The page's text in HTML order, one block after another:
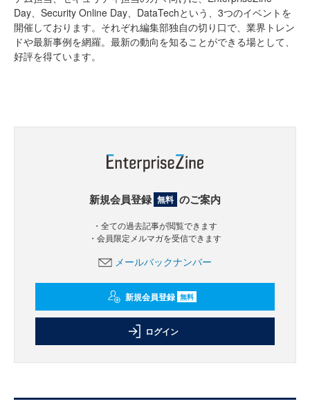
Day、Security Online Day、DataTechという、3つのイベントを
開催しております。それぞれ編集部独自の切り口で、業界トレン
ドや最新事例を網羅。最新の動向を知ることができる場として、
好評を得ています。
新規会員登録 無料 のご案内
・全ての過去記事が閲覧できます
・会員限定メルマガを受信できます
メールバックナンバー
新規会員登録 無料
ログイン